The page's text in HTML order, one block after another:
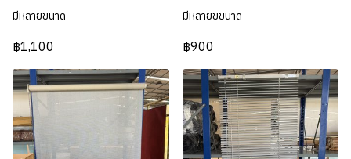
มีหลายขนาด
฿1,100
มีหลายขขนาด
฿900